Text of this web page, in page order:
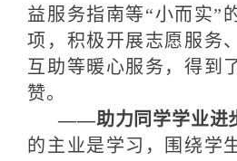
益服务指南等“小而实”
项，积极开展志愿服务
互助等暖心服务，得到
赞。
——助力同学学业进
的主业是学习，围绕学